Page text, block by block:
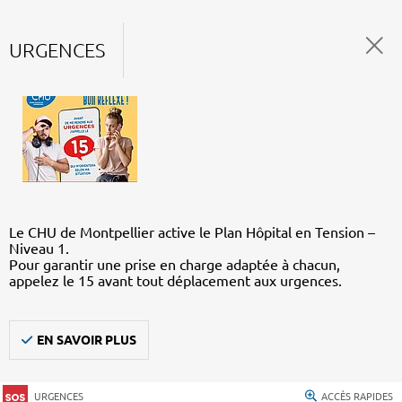
URGENCES
Le CHU de Montpellier active le Plan Hôpital en Tension –
Niveau 1.
Pour garantir une prise en charge adaptée à chacun,
appelez le 15 avant tout déplacement aux urgences.
EN SAVOIR PLUS
URGENCES ACCÈS RAPIDES